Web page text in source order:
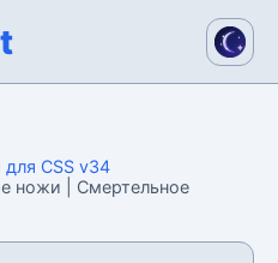
CSS v34
ножи | Смертельное